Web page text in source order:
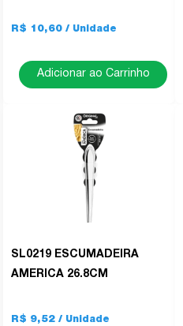
R$ 10,60
Adicionar ao Carrinho
SL0219 ESCUMADEIRA
AMERICA 26.8CM
R$ 9,52